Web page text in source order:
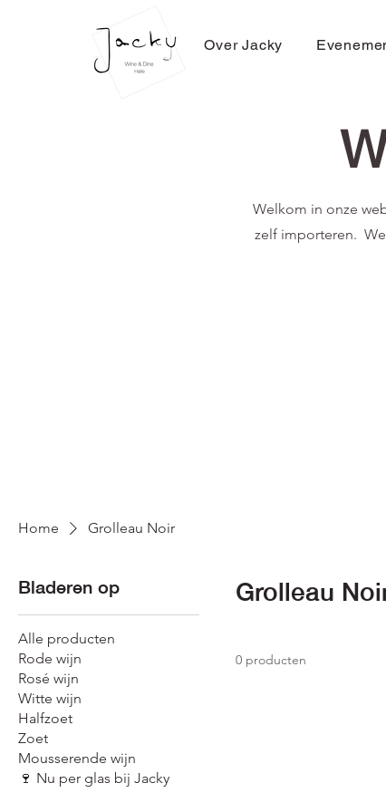
Over Jacky
Welkom in onze
zelf importeren.
Home Grolleau Noir
Bladeren op
Alle producten
Rode wijn
Rosé wijn
Witte wijn
Halfzoet
Zoet
Mousserende wijn
🍷 Nu per glas bij Jacky
Grolleau
0 producten